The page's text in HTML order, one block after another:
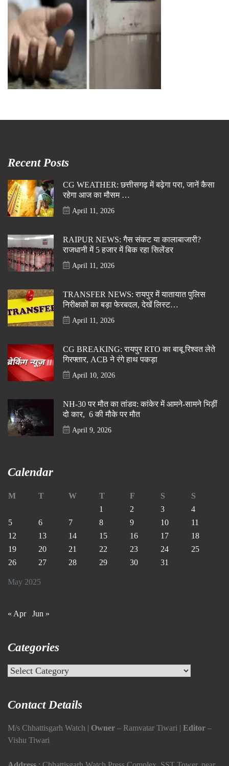
Recent Posts
CG WEATHER: छत्तीसगढ़ में बढ़ेगा परा, जानें कैसा
रहेगा आज का मौसम …
April 11, 2026
RAIPUR NEWS: गैस संकट या कालाबाजारी?
राजधानी में 5 हजार में बिक रहा सिलेंडर
April 11, 2026
TRANSFER NEWS: रायपुर में यातायात पुलिस
निरीक्षकों का बड़ा फेरबदल, देखें लिस्ट…
April 11, 2026
CG BREAKING: रायपुर RTO का बाबू रिश्वत लेते
गिरफ्तार, ACB ने रंगे हाथ पकड़ा
April 10, 2026
NH-30 पर मौत का तांडव: कांकेर में आमने-सामने भिड़ीं
दो कार, 6 की मौके पर मौत
April 9, 2026
Calendar
May 2025
M T W T F S
S
1
2 3
4
5
6 7 8 9 10
11
12
13 14 15 16 17
18
19
20 21 22 23 24
25
26
27 28 29 30 31
« Apr Jun »
Categories
Categories
Contact Details
M/s Chhattisgarh Watch | Owner – Ramvatar Tiwari | Editor –
Vishu Tiwari